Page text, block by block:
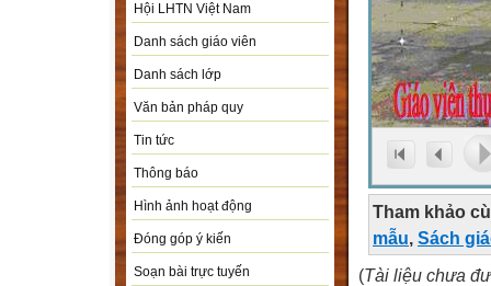
Hội LHTN Việt Nam
Danh sách giáo viên
Danh sách lớp
Văn bản pháp quy
Tin tức
Thông báo
Hình ảnh hoạt động
Đóng góp ý kiến
Soạn bài trực tuyến
Tham khảo
mẫu, Sách
(Tài liệu chưa